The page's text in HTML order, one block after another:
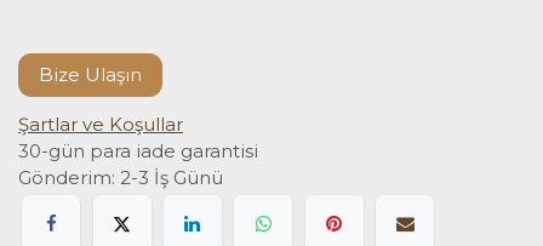
Bize Ulaşın
Şartlar ve Koşullar
30-gün para iade garantisi
Gönderim: 2-3 İş Günü